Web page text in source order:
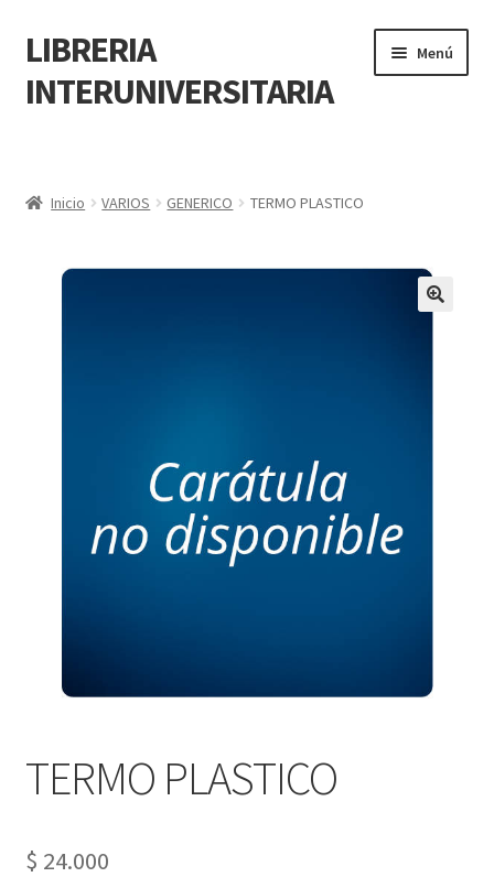
LIBRERIA
INTERUNIVERSITARIA
Menú
Carrito
POLÍTICA DE MANEJO DE INFORMACIÓN Y DATOS
PERSONALES DE CORPORACIÓN INTERUNIVERSITARIA DE
SERVICIO
Inicio VARIOS GENERICO TERMO PLASTICO
TERMO PLASTICO
$ 24.000